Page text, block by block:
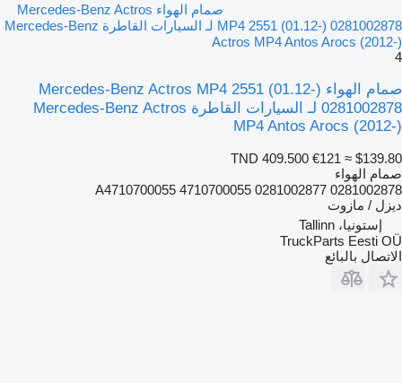
صمام الهواء Mercedes-Benz Actros
MP4 2551 (01.12-) 0281002878 لـ السيارات القاطرة Mercedes-Benz
Actros MP4 Antos Arocs (2012-)
4
صمام الهواء Mercedes-Benz Actros MP4 2551 (01.12-)
0281002878 لـ السيارات القاطرة Mercedes-Benz Actros
MP4 Antos Arocs (2012-)
TND 409.500 €121 ≈ $139.80
صمام الهواء
0281002878 0281002877 A4710700055 4710700055
ديزل / مازوت
إستونيا، Tallinn
TruckParts Eesti OÜ
الاتصال بالبائع